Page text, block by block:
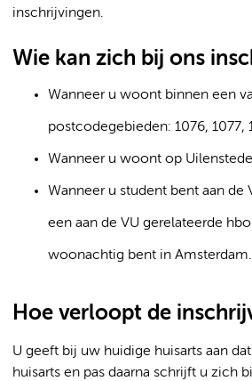
inschrijvingen.
Wie kan zich bij ons
Wanneer u woont binnen een
postcodegebieden: 1076, 1077,
Wanneer u woont op
Wanneer u student bent aan de
een aan de VU gerelateerde
woonachtig bent in Amsterdam.
Hoe verloopt de
U geeft bij uw huidige huisarts aan
huisarts en pas daarna schrijft u zich